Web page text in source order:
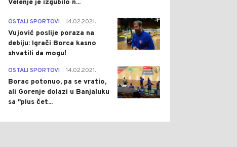
0
Velenje je izgubilo n...
1
OSTALI SPORTOVI 14.02.2021.
Vujović poslije poraza na
debiju: Igrači Borca kasno
shvatili da mogu!
3
OSTALI SPORTOVI 14.02.2021.
Borac potonuo, pa se vratio,
ali Gorenje dolazi u Banjaluku
sa "plus čet...